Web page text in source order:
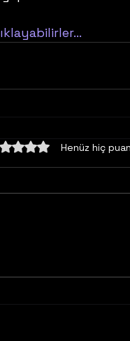
0 yıldız
Henüz hiç